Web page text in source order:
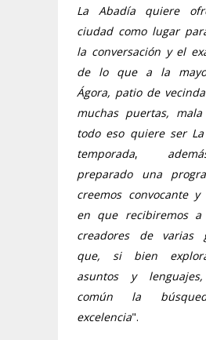
La Abadía quiere
ciudad como lugar
la conversación y el
de lo que a la
Ágora, patio de
muchas puertas,
todo eso quiere ser
temporada,
preparado una
creemos convocante
en que recibiremos a
creadores de varias
que, si bien
asuntos y
común la
excelencia".